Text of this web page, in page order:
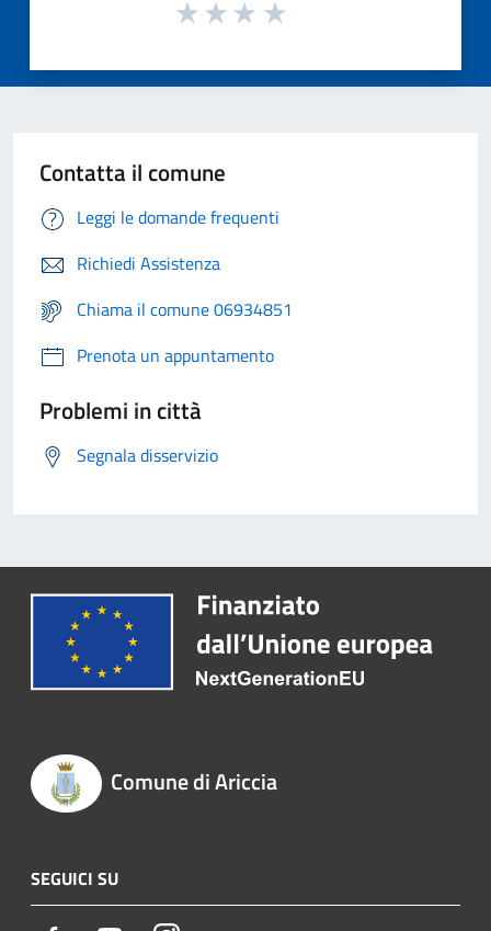
Contatta il comune
Leggi le domande frequenti
Richiedi Assistenza
Chiama il comune 06934851
Prenota un appuntamento
Problemi in città
Segnala disservizio
Comune di Ariccia
SEGUICI SU